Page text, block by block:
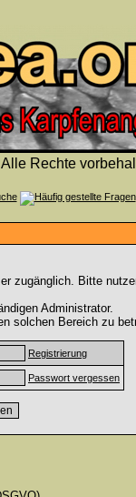
Rechte
zugänglich. Bitte
Administrator.
solchen Bereich zu
Registrierung
Passwort vergessen